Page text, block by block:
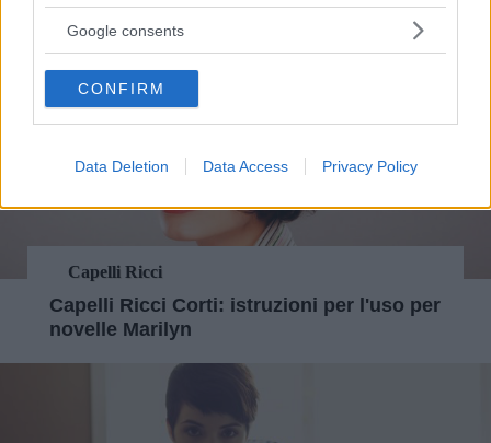
not limited to your visit or usage behaviour. You may click to
use your data for below specified purposes in below Google
consent section.
Google consents
CONFIRM
Data Deletion Data Access Privacy Policy
Capelli Ricci
Capelli Ricci Corti: istruzioni per l'uso per
novelle Marilyn